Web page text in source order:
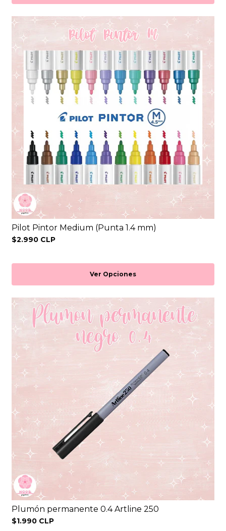
Pilot Pintor Medium (Punta 1.4 mm)
$2.990 CLP
Ver Opciones
Plumón permanente 0.4 Artline 250
$1.990 CLP